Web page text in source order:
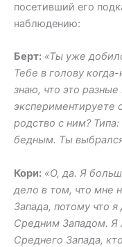
посетивший его
наблюдению:
Берт: «Ты уже
Тебе в голову
знаю, что это
экспериментируете
родство с ним?
бедным. Ты
Кори: «О, да. Я
дело в том, что мне
Запада, потому что
Средним Западом. Я
Среднего Запада,